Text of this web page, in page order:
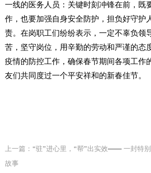
一线的医务人员：关键时刻冲锋在前，既
作，也要加强自身安全防护，担负好守护
责。在岗职工们纷纷表示，一定不辜负领
苦，坚守岗位，用辛勤的劳动和严谨的态
疫情的防控工作，确保春节期间各项工作
友们共同度过一个平安祥和的新春佳节。
上一篇： “驻”进心里，“帮”出实效—— 一封特
故事